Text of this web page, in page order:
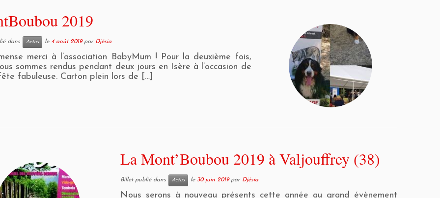
2019
dans Actus le 4 août 2019 par Djésia
merci à l’association BabyMum ! Pour la deuxième fois,
sommes rendus pendant deux jours en Isère à l’occasion de
fabuleuse. Carton plein lors de […]
La Mont’Boubou 2019 à Valjouffrey (38)
Billet publié dans Actus le 30 juin 2019 par Djésia
Nous serons à nouveau présents cette année au grand évènement